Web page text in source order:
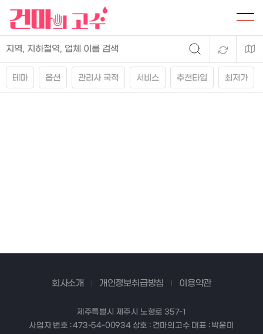
테마 옵션 관리사 국적 서비스 추천타입 최저가
회사소개 개인정보취급방침 이용약관
제주특별시 제주시 노형로 357-1
사업자 번호 : 473-54-00934 상호 : 건마의고수 대표 : 박윤미